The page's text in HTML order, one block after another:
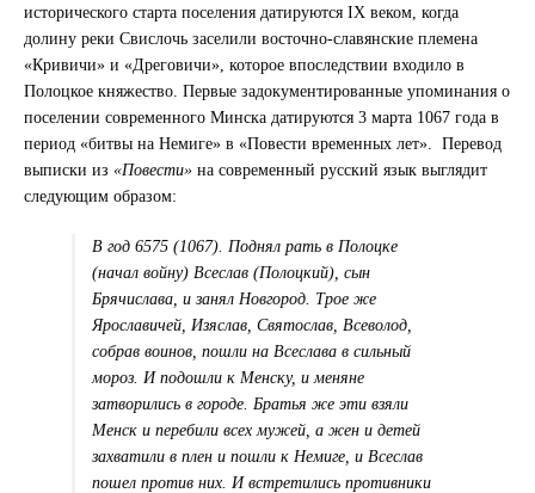
исторического старта поселения датируются IX веком, когда
долину реки Свислочь заселили восточно-славянские племена
«Кривичи» и «Дреговичи», которое впоследствии входило в
Полоцкое княжество. Первые задокументированные упоминания о
поселении современного Минска датируются 3 марта 1067 года в
период «битвы на Немиге» в «Повести временных лет». Перевод
выписки из «Повести»на современный русский язык выглядит
следующим образом:
В год 6575 (1067). Поднял рать в Полоцке
(начал войну) Всеслав (Полоцкий), сын
Брячислава, и занял Новгород. Трое же
Ярославичей, Изяслав, Святослав, Всеволод,
собрав воинов, пошли на Всеслава в сильный
мороз. И подошли к Менску, и меняне
затворились в городе. Братья же эти взяли
Менск и перебили всех мужей, а жен и детей
захватили в плен и пошли к Немиге, и Всеслав
пошел против них. И встретились противники